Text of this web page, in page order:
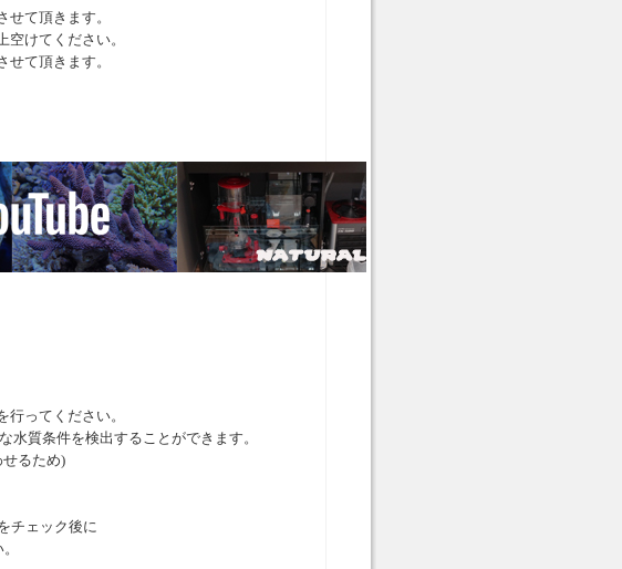
て頂きます。
けてください。
て頂きます。
ってください。
水質条件を検出することができます。
るため)
チェック後に